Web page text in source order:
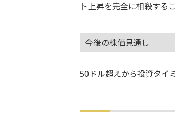
ト上昇を完全に相殺する
今後の株価見通し
50ドル超えから投資タイ